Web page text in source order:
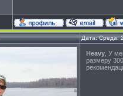
Дата: Среда,
Heavy , У
размеру